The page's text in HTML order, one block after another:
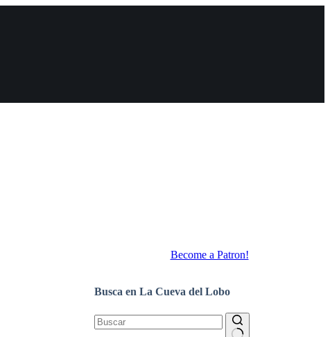
Become a Patron!
Busca en La Cueva del Lobo